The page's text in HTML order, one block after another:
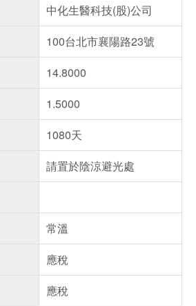
中化生醫科技(股)公司
100台北市襄陽路23號
14.8000
1.5000
1080天
請置於陰涼避光處
常溫
應稅
應稅